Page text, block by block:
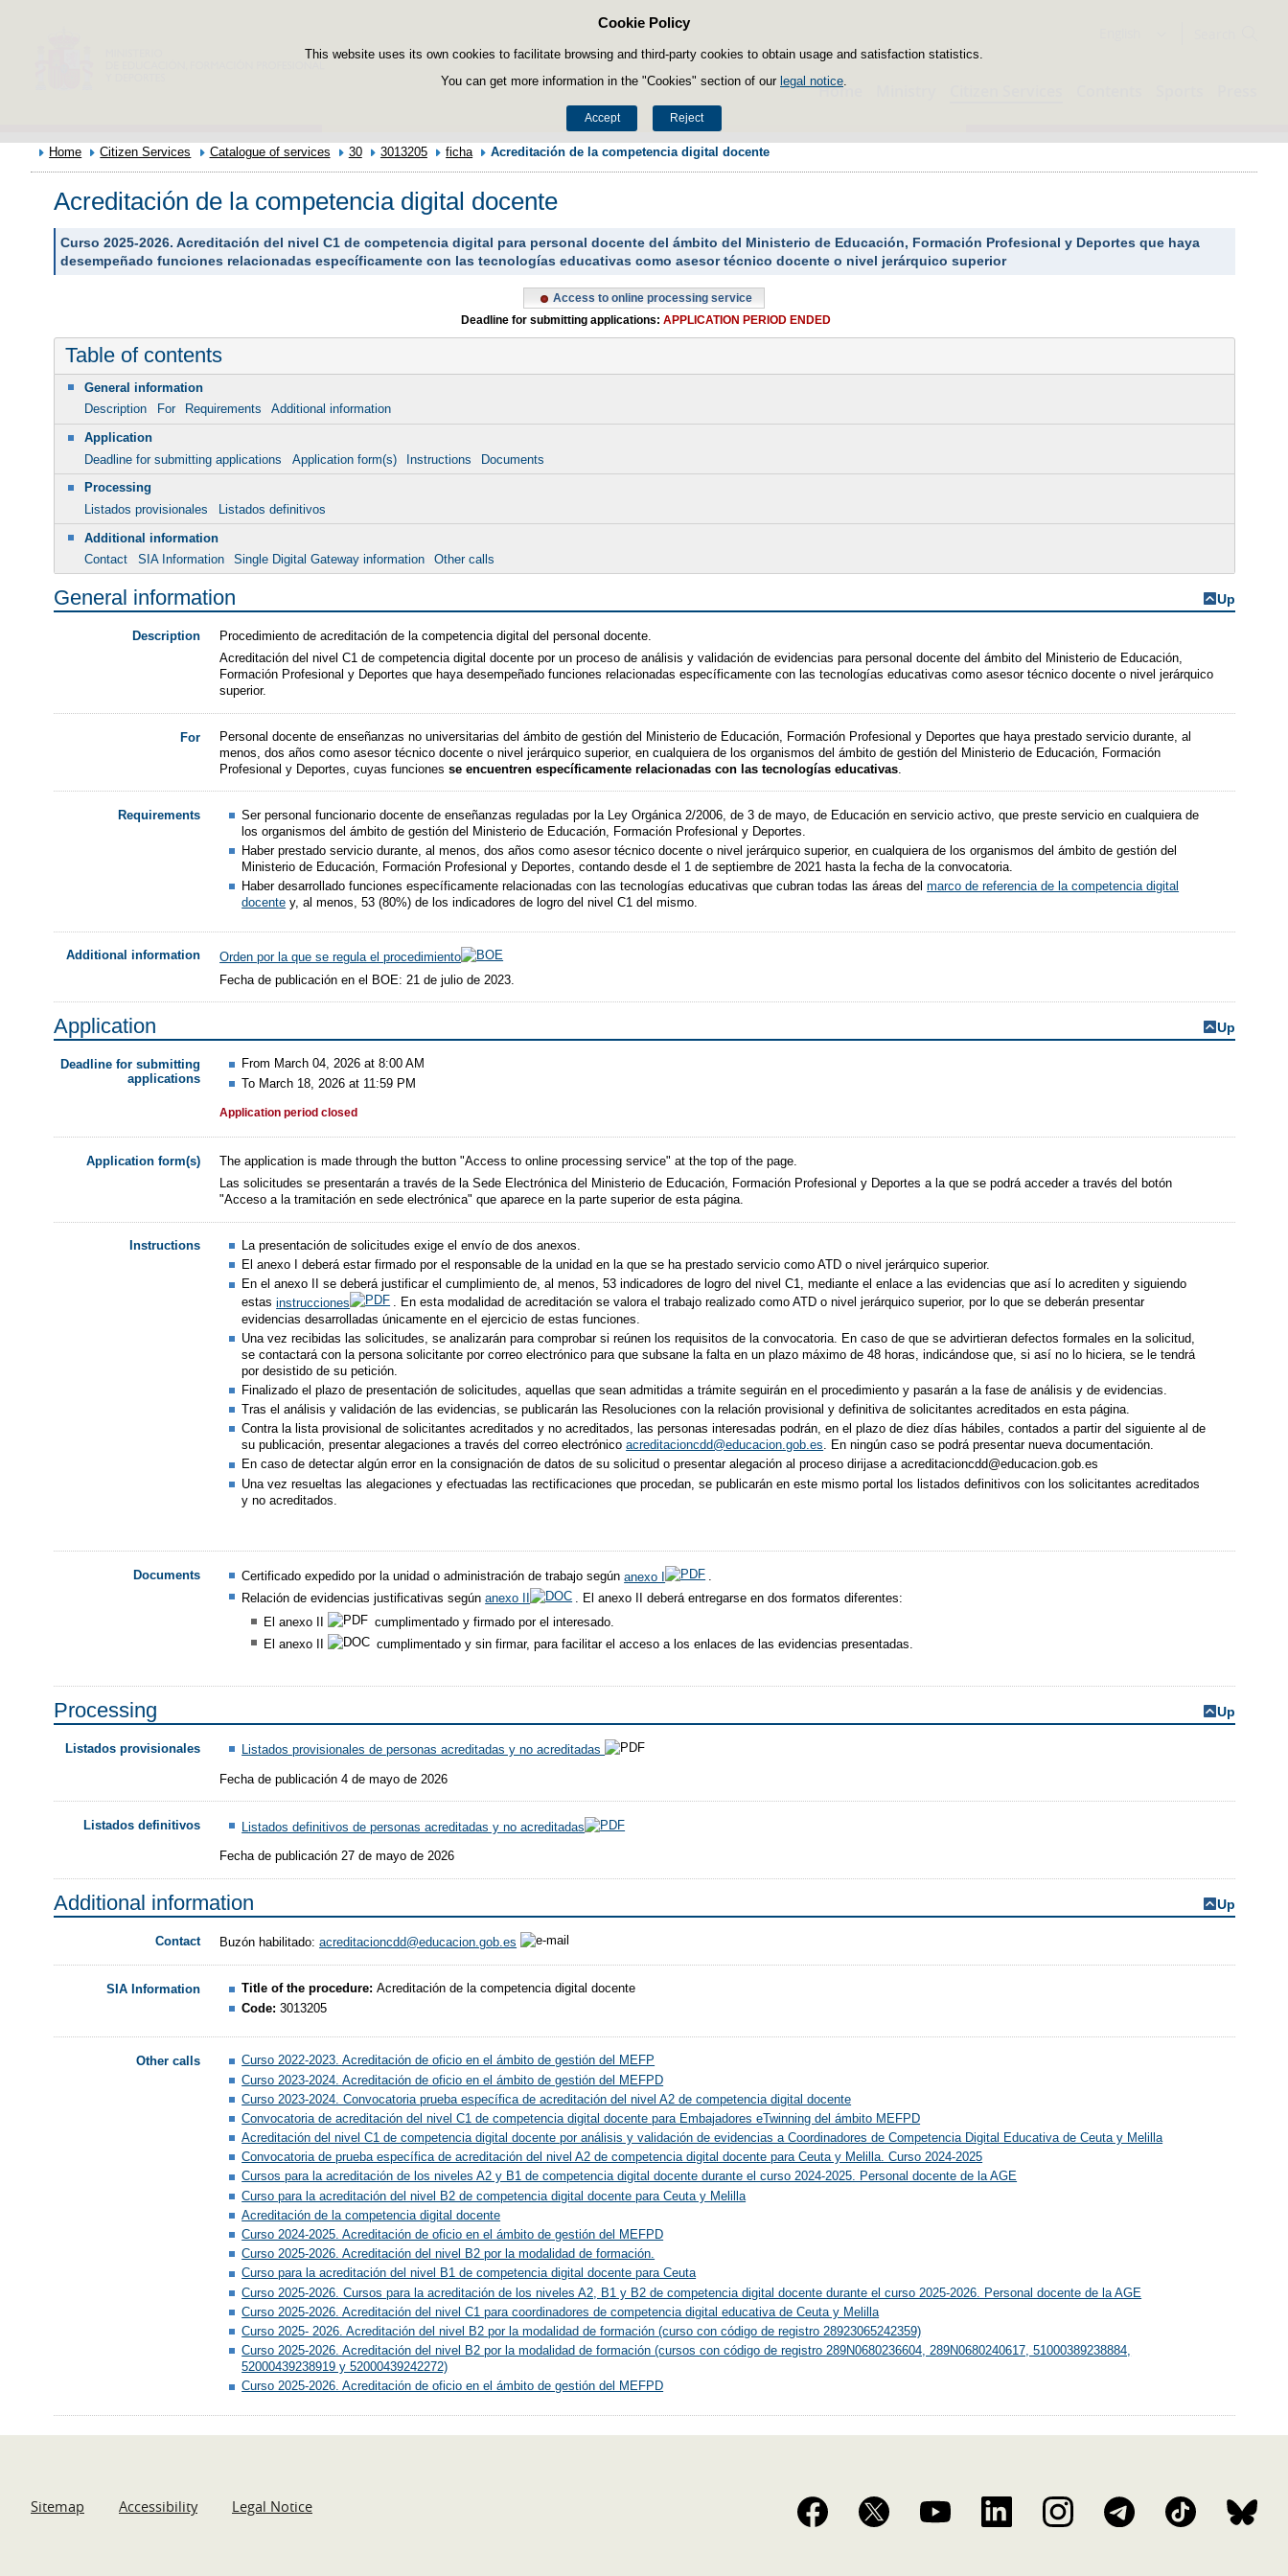
Cookie Policy
This website uses its own cookies to facilitate browsing and third-party cookies to obtain usage and satisfaction statistics.
You can get more information in the "Cookies" section of our legal notice
Accept Reject
Skip to content
Home
Home Citizen Services Catalogue of services 30 3013205 ficha Acreditación de la competencia digital docente
Acreditación de la competencia digital docente
Curso 2025-2026. Acreditación del nivel C1 de competencia digital para personal docente del ámbito del Ministerio de Educación, Formación Profesional y Deportes que haya
desempeñado funciones relacionadas específicamente con las tecnologías educativas como asesor técnico docente o nivel jerárquico superior
Access to online processing service
Deadline for submitting applications: APPLICATION PERIOD ENDED
Table of contents
General information
Description
For Requirements
Additional information
Application
Deadline for submitting applications
Application form(s) Instructions
Documents
Processing
Listados provisionales
Listados definitivos
Additional information
Contact
SIA Information Single Digital Gateway information Other calls
General information Up
Description
Procedimiento de acreditación de la competencia digital del personal docente.
Acreditación del nivel C1 de competencia digital docente por un proceso de análisis y validación de evidencias para personal docente del ámbito del Ministerio de Educación,
Formación Profesional y Deportes que haya desempeñado funciones relacionadas específicamente con las tecnologías educativas como asesor técnico docente o nivel jerárquico
superior.
For
Personal docente de enseñanzas no universitarias del ámbito de gestión del Ministerio de Educación, Formación Profesional y Deportes que haya prestado servicio durante, al
menos, dos años como asesor técnico docente o nivel jerárquico superior, en cualquiera de los organismos del ámbito de gestión del Ministerio de Educación, Formación
Profesional y Deportes, cuyas funcionesse encuentren específicamente relacionadas con las tecnologías educativas
Requirements
Ser personal funcionario docente de enseñanzas reguladas por la Ley Orgánica 2/2006, de 3 de mayo, de Educación en servicio activo, que preste servicio en cualquiera de
los organismos del ámbito de gestión del Ministerio de Educación, Formación Profesional y Deportes.
Haber prestado servicio durante, al menos, dos años como asesor técnico docente o nivel jerárquico superior, en cualquiera de los organismos del ámbito de gestión del
Ministerio de Educación, Formación Profesional y Deportes, contando desde el 1 de septiembre de 2021 hasta la fecha de la convocatoria.
Haber desarrollado funciones específicamente relacionadas con las tecnologías educativas que cubran todas las áreas delmarco de referencia de la competencia digital
docente y, al menos, 53 (80%) de los indicadores de logro del nivel C1 del mismo.
Additional information
Orden por la que se regula el procedimiento
Fecha de publicación en el BOE: 21 de julio de 2023.
Application Up
Deadline for submitting
applications
From March 04, 2026 at 8:00 AM
To March 18, 2026 at 11:59 PM
Application period closed
Application form(s)
The application is made through the button "Access to online processing service" at the top of the page.
Las solicitudes se presentarán a través de la Sede Electrónica del Ministerio de Educación, Formación Profesional y Deportes a la que se podrá acceder a través del botón
"Acceso a la tramitación en sede electrónica" que aparece en la parte superior de esta página.
Instructions
La presentación de solicitudes exige el envío de dos anexos.
El anexo I deberá estar firmado por el responsable de la unidad en la que se ha prestado servicio como ATD o nivel jerárquico superior.
En el anexo II se deberá justificar el cumplimiento de, al menos, 53 indicadores de logro del nivel C1, mediante el enlace a las evidencias que así lo acrediten y siguiendo
estasinstrucciones
. En esta modalidad de acreditación se valora el trabajo realizado como ATD o nivel jerárquico superior, por lo que se deberán presentar
evidencias desarrolladas únicamente en el ejercicio de estas funciones.
Una vez recibidas las solicitudes, se analizarán para comprobar si reúnen los requisitos de la convocatoria. En caso de que se advirtieran defectos formales en la solicitud,
se contactará con la persona solicitante por correo electrónico para que subsane la falta en un plazo máximo de 48 horas, indicándose que, si así no lo hiciera, se le tendrá
por desistido de su petición.
Finalizado el plazo de presentación de solicitudes, aquellas que sean admitidas a trámite seguirán en el procedimiento y pasarán a la fase de análisis y de evidencias.
Tras el análisis y validación de las evidencias, se publicarán las Resoluciones con la relación provisional y definitiva de solicitantes acreditados en esta página.
Contra la lista provisional de solicitantes acreditados y no acreditados, las personas interesadas podrán, en el plazo de diez días hábiles, contados a partir del siguiente al de
su publicación, presentar alegaciones a través del correo electrónicoacreditacioncdd@educacion.gob.es. En ningún caso se podrá presentar nueva documentación.
En caso de detectar algún error en la consignación de datos de su solicitud o presentar alegación al proceso dirijase a acreditacioncdd@educacion.gob.es
Una vez resueltas las alegaciones y efectuadas las rectificaciones que procedan, se publicarán en este mismo portal los listados definitivos con los solicitantes acreditados
y no acreditados.
Documents Certificado expedido por la unidad o administración de trabajo segúnanexo I
.
Relación de evidencias justificativas segúnanexo II
. El anexo II deberá entregarse en dos formatos diferentes:
El anexo II
cumplimentado y firmado por el interesado.
El anexo II
cumplimentado y sin firmar, para facilitar el acceso a los enlaces de las evidencias presentadas.
Processing Up
Listados provisionales Listados provisionales de personas acreditadas y no acreditadas
Fecha de publicación 4 de mayo de 2026
Listados definitivos Listados definitivos de personas acreditadas y no acreditadas
Fecha de publicación 27 de mayo de 2026
Additional information Up
Contact Buzón habilitado:acreditacioncdd@educacion.gob.es
SIA Information Title of the procedure:Acreditación de la competencia digital docente
Code:3013205
Other calls
Curso 2022-2023. Acreditación de oficio en el ámbito de gestión del MEFP
Curso 2023-2024. Acreditación de oficio en el ámbito de gestión del MEFPD
Curso 2023-2024. Convocatoria prueba específica de acreditación del nivel A2 de competencia digital docente
Convocatoria de acreditación del nivel C1 de competencia digital docente para Embajadores eTwinning del ámbito MEFPD
Acreditación del nivel C1 de competencia digital docente por análisis y validación de evidencias a Coordinadores de Competencia Digital Educativa de Ceuta y Melilla
Convocatoria de prueba específica de acreditación del nivel A2 de competencia digital docente para Ceuta y Melilla. Curso 2024-2025
Cursos para la acreditación de los niveles A2 y B1 de competencia digital docente durante el curso 2024-2025. Personal docente de la AGE
Curso para la acreditación del nivel B2 de competencia digital docente para Ceuta y Melilla
Acreditación de la competencia digital docente
Curso 2024-2025. Acreditación de oficio en el ámbito de gestión del MEFPD
Curso 2025-2026. Acreditación del nivel B2 por la modalidad de formación.
Curso para la acreditación del nivel B1 de competencia digital docente para Ceuta
Curso 2025-2026. Cursos para la acreditación de los niveles A2, B1 y B2 de competencia digital docente durante el curso 2025-2026. Personal docente de la AGE
Curso 2025-2026. Acreditación del nivel C1 para coordinadores de competencia digital educativa de Ceuta y Melilla
Curso 2025- 2026. Acreditación del nivel B2 por la modalidad de formación (curso con código de registro 28923065242359)
Curso 2025-2026. Acreditación del nivel B2 por la modalidad de formación (cursos con código de registro 289N0680236604, 289N0680240617, 51000389238884,
52000439238919 y 52000439242272)
Curso 2025-2026. Acreditación de oficio en el ámbito de gestión del MEFPD
Sitemap Accessibility Legal Notice